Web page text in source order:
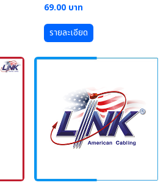
69.00 บาท
รายละเอียด